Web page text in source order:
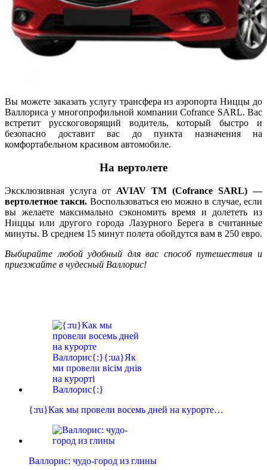
Вы можете заказать услугу трансфера из аэропорта Ниццы до
Валлориса у многопрофильной компании Cofrance SARL. Вас
встретит русскоговорящий водитель, который быстро и
безопасно доставит вас до пункта назначения на
комфортабельном красивом автомобиле.
На вертолете
Эксклюзивная услуга от AVIAV TM (Cofrance SARL) —
вертолетное такси. Воспользоваться ею можно в случае, если
вы желаете максимально сэкономить время и долететь из
Ниццы или другого города Лазурного Берега в считанные
минуты. В среднем 15 минут полета обойдутся вам в 250 евро.
Выбирайте любой удобный для вас способ путешествия и
приезжайте в чудесный Валлорис!
{:ru}Как мы провели восемь дней на курорте…
Валлорис: чудо-город из глины